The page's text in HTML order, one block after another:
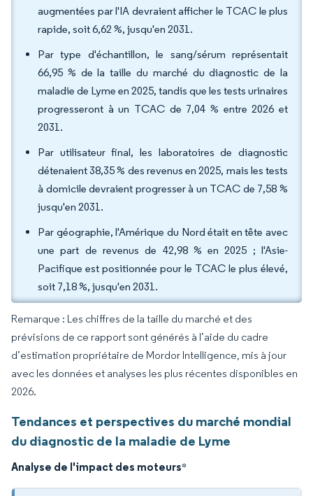
augmentées par l'IA devraient afficher le TCAC le plus
rapide, soit 6,62 %, jusqu'en 2031.
Par type d'échantillon, le sang/sérum représentait
66,95 % de la taille du marché du diagnostic de la
maladie de Lyme en 2025, tandis que les tests urinaires
progresseront à un TCAC de 7,04 % entre 2026 et
2031.
Par utilisateur final, les laboratoires de diagnostic
détenaient 38,35 % des revenus en 2025, mais les tests
à domicile devraient progresser à un TCAC de 7,58 %
jusqu'en 2031.
Par géographie, l'Amérique du Nord était en tête avec
une part de revenus de 42,98 % en 2025 ; l'Asie-
Pacifique est positionnée pour le TCAC le plus élevé,
soit 7,18 %, jusqu'en 2031.
Remarque : Les chiffres de la taille du marché et des
prévisions de ce rapport sont générés à l’aide du cadre
d’estimation propriétaire de Mordor Intelligence, mis à jour
avec les données et analyses les plus récentes disponibles en
2026.
Tendances et perspectives du marché mondial
du diagnostic de la maladie de Lyme
Analyse de l'impact des moteurs*